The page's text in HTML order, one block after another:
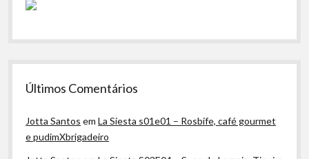
Últimos Comentários
Jotta Santos emLa Siesta s01e01 – Rosbife, café gourmet
e pudimXbrigadeiro